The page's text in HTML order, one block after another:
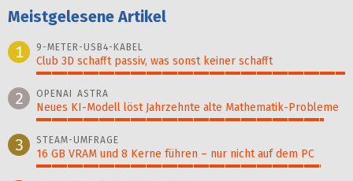
Meistgelesene Artikel
1
9-METER-USB4-KABEL
Club 3D schafft passiv, was sonst keiner schafft
100%
2 OPENAI ASTRA
Neues KI-Modell löst Jahr­zehn­te alte Ma­thematik-Pro­ble­me
93%
3 STEAM-UMFRAGE
16 GB VRAM und 8 Kerne führen – nur nicht auf dem PC
92%